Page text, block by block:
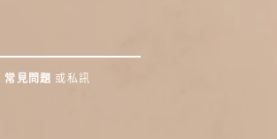
常見問題 或私訊